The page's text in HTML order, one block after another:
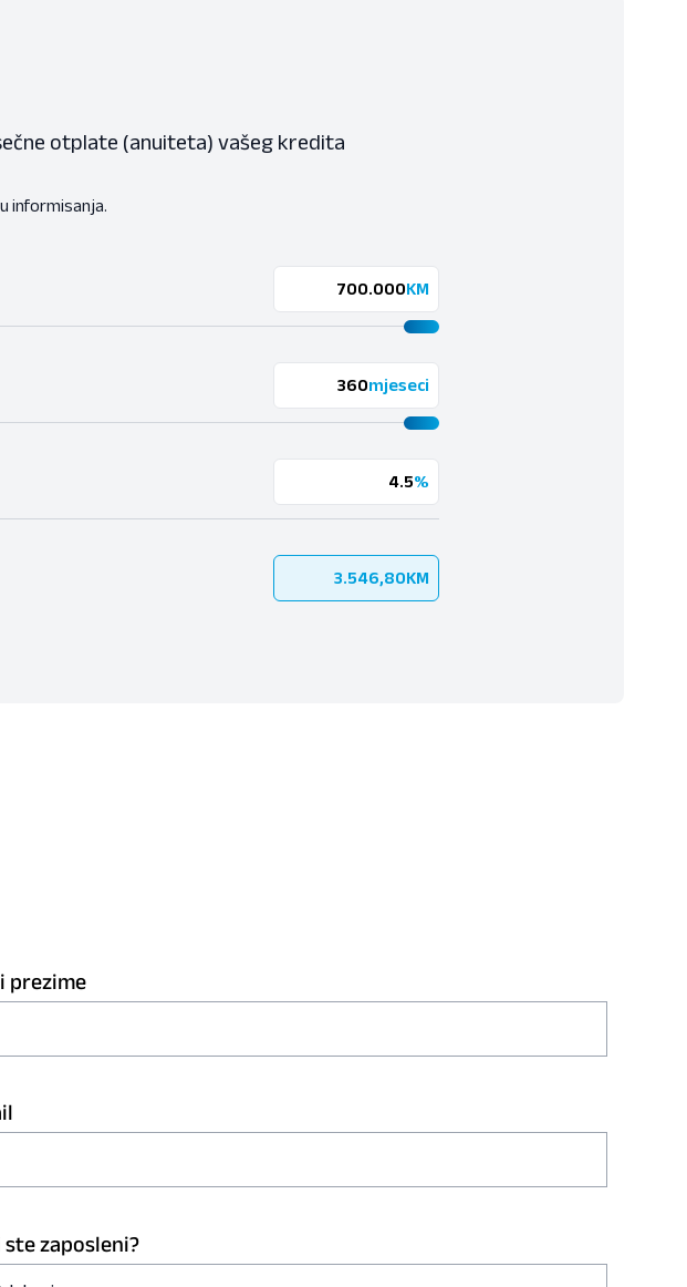
otplate (anuiteta) vašeg kredita
informisanja.
KM
mjeseci
%
3.546,80KM
prezime
ste zaposleni?